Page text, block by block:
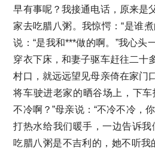
早有事呢？我接通电话，原来是
家去吃腊八粥。我惊愕：“是谁
说：“是我和***做的啊。”我心头
穿衣下床，和妻子驱车赶往二十
村口，就远远望见母亲倚在家门
将车驶进老家的晒谷场上，下
不冷啊？”母亲说：“不冷不冷，
打热水给我们暖手，一边告诉我
吃腊八粥是不吉利的，她不听